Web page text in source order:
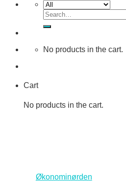
Search
for:
No products in the cart.
Cart
No products in the cart.
Økonominørden